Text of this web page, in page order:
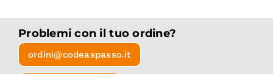
Problemi con il tuo ordine?
ordini@codeaspasso.it